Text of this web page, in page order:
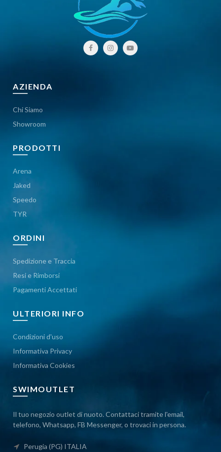
AZIENDA
Chi Siamo
Showroom
PRODOTTI
Arena
Jaked
Speedo
TYR
ORDINI
Spedizione e Traccia
Resi e Rimborsi
Pagamenti Accettati
ULTERIORI INFO
Condizioni d'uso
Informativa Privacy
Informativa Cookies
SWIMOUTLET
Il tuo negozio outlet di nuoto. Contattaci tramite l'email,
telefono, Whatsapp, FB Messenger, o trovaci in persona.
Perugia (PG) ITALIA